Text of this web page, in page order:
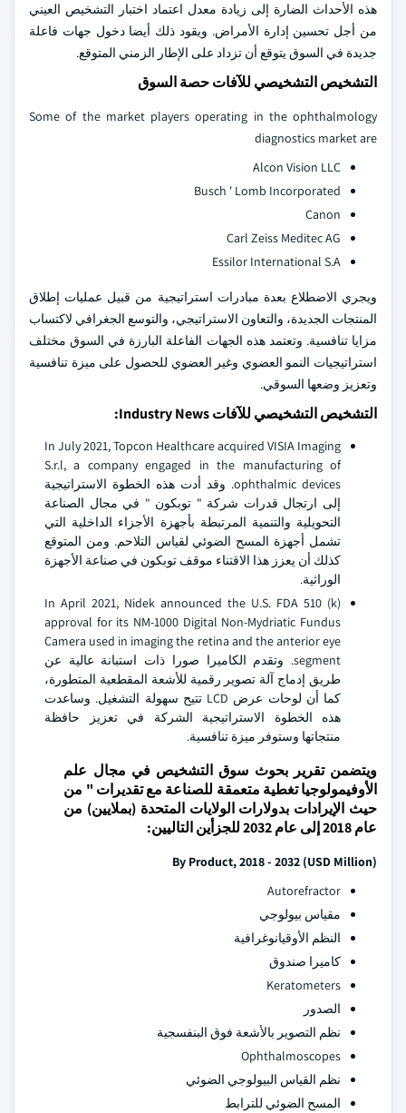
هذه الأحداث الضارة إلى زيادة معدل اعتماد اختبار التشخيص العيني
من أجل تحسين إدارة الأمراض. ويقود ذلك أيضا دخول جهات فاعلة
جديدة في السوق يتوقع أن تزداد على الإطار الزمني المتوقع.
التشخيص التشخيصي للآفات حصة السوق
Some of the market players operating in the ophthalmology
diagnostics market are
Alcon Vision LLC
Busch ' Lomb Incorporated
Canon
Carl Zeiss Meditec AG
Essilor International S.A
ويجري الاضطلاع بعدة مبادرات استراتيجية من قبيل عمليات إطلاق
المنتجات الجديدة، والتعاون الاستراتيجي، والتوسع الجغرافي لاكتساب
مزايا تنافسية. وتعتمد هذه الجهات الفاعلة البارزة في السوق مختلف
استراتيجيات النمو العضوي وغير العضوي للحصول على ميزة تنافسية
وتعزيز وضعها السوقي.
التشخيص التشخيصي للآفات Industry News:
In July 2021, Topcon Healthcare acquired VISIA Imaging
S.r.l, a company engaged in the manufacturing of
ophthalmic devices. وقد أدت هذه الخطوة الاستراتيجية
إلى ارتجال قدرات شركة " توبكون " في مجال الصناعة
التحويلية والتنمية المرتبطة بأجهزة الأجزاء الداخلية التي
تشمل أجهزة المسح الضوئي لقياس التلاحم. ومن المتوقع
كذلك أن يعزز هذا الاقتناء موقف توبكون في صناعة الأجهزة
الوراثية.
In April 2021, Nidek announced the U.S. FDA 510 (k)
approval for its NM-1000 Digital Non-Mydriatic Fundus
Camera used in imaging the retina and the anterior eye
segment. وتقدم الكاميرا صورا ذات استبانة عالية عن
طريق إدماج آلة تصوير رقمية للأشعة المقطعية المتطورة،
كما أن لوحات عرض LCD تتيح سهولة التشغيل. وساعدت
هذه الخطوة الاستراتيجية الشركة في تعزيز حافظة
منتجاتها وستوفر ميزة تنافسية.
ويتضمن تقرير بحوث سوق التشخيص في مجال علم
الأوفيمولوجيا تغطية متعمقة للصناعة مع تقديرات " من
حيث الإيرادات بدولارات الولايات المتحدة (بملايين) من
عام 2018 إلى عام 2032 للجزأين التاليين:
By Product, 2018 - 2032 (USD Million)
Autorefractor
مقياس بيولوجي
النظم الأوقيانوغرافية
كاميرا صندوق
Keratometers
الصدور
نظم التصوير بالأشعة فوق البنفسجية
Ophthalmoscopes
نظم القياس البيولوجي الضوئي
المسح الضوئي للترابط